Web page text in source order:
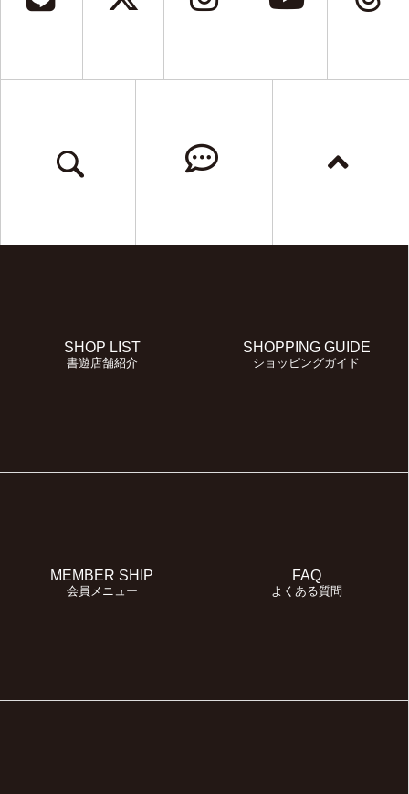
SHOP LIST
書遊店舗紹介
SHOPPING GUIDE
ショッピングガイド
MEMBER SHIP
会員メニュー
FAQ
よくある質問